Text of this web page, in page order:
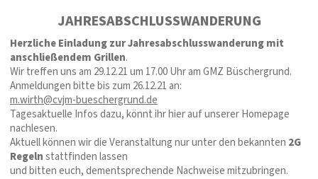
JAHRESABSCHLUSSWANDERUNG
Herzliche Einladung zur Jahresabschlusswanderung mit
anschließendem Grillen.
Wir treffen uns am 29.12.21 um 17.00 Uhr am GMZ Büschergrund.
Anmeldungen bitte bis zum 26.12.21 an:
m.wirth@cvjm-bueschergrund.de
Tagesaktuelle Infos dazu, könnt ihr hier auf unserer Homepage
nachlesen.
Aktuell können wir die Veranstaltung nur unter den bekannten 2G
Regelnstattfinden lassen
und bitten euch, dementsprechende Nachweise mitzubringen.